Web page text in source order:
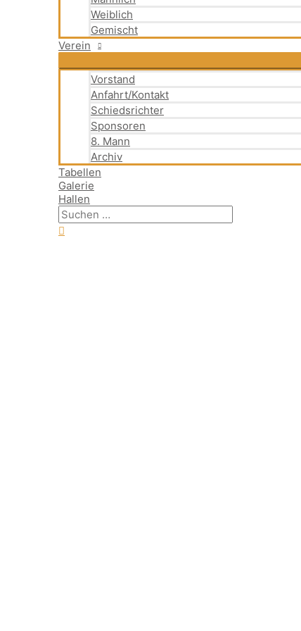
Weiblich
Gemischt
Verein
Vorstand
Anfahrt/Kontakt
Schiedsrichter
Sponsoren
8. Mann
Archiv
Tabellen
Galerie
Hallen